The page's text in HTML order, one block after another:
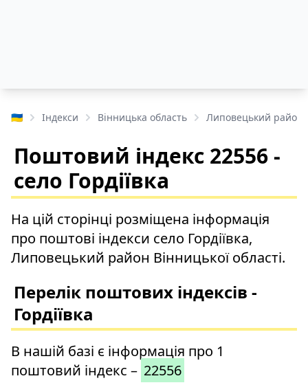
🇺🇦 Індекси Вінницька область Липовецький район
Поштовий індекс 22556 -
село Гордіївка
На цій сторінці розміщена інформація
про поштові індекси село Гордіївка,
Липовецький район Вінницької області.
Перелік поштових індексів -
Гордіївка
В нашій базі є інформація про 1
поштовий індекс – 22556